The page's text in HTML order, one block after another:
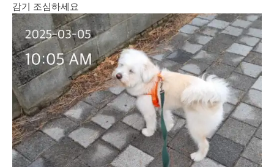
감기 조심하세요